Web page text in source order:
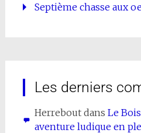
Septième chasse aux
Les derniers
Herreboutdans Le
aventure ludique en